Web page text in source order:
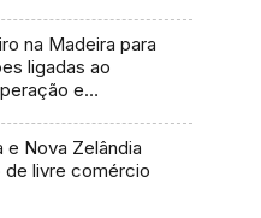
ligadas ao
e
e Nova Zelândia
livre comércio